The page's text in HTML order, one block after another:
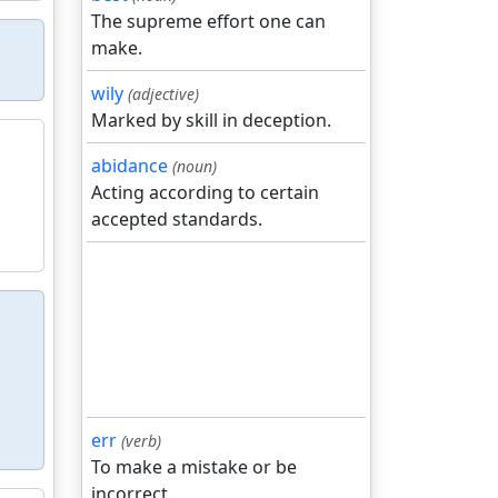
The supreme effort one can
make.
wily (adjective)
Marked by skill in deception.
abidance (noun)
Acting according to certain
accepted standards.
err (verb)
To make a mistake or be